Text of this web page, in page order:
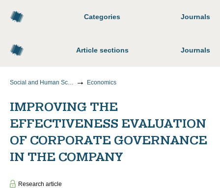
Categories Journals
Article sections Journals
Social and Human Sciences Economics
IMPROVING THE
EFFECTIVENESS EVALUATION
OF CORPORATE GOVERNANCE
IN THE COMPANY
Research article